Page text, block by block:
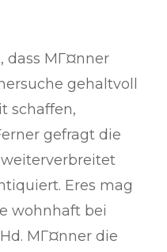
dass MГ¤nner
gehaltvoll
schaffen,
gefragt die
Eres mag
wohnhaft bei
MГ¤nner die